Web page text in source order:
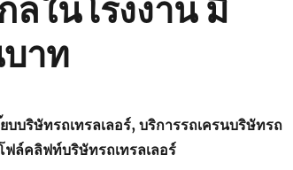
ลในโรงงาน มี
าท
บบริษัทรถเทรลเลอร์, บริการรถเครนบริษัทรถ
ฟล์คลิฟท์บริษัทรถเทรลเลอร์